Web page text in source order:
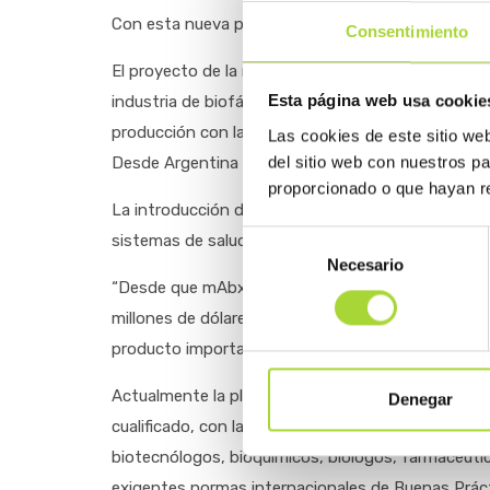
Consentimiento
Esta página web usa
Las cookies de este sitio
del sitio web con nuestros
proporcionado o que hayan
Selección
consentimiento
Necesario
Denegar
Con esta nueva planta, la compañía suma ya tres
El proyecto de la nueva planta argentina requirió
industria de biofármacos en Latinoamérica. Con
producción con la posibilidad de cubrir la
Desde Argentina mAbxience exporta biosimilares
La introducción de biosimilares al mercado
sistemas de salud y permite incrementar la
“Desde que mAbxience comenzó a comercializar
millones de dólares en divisas y por su sola
producto importado que existía en el país”,
Actualmente la planta cuenta con 162
cualificado, con la expectativa de crear 50
biotecnólogos, bioquímicos, biólogos,